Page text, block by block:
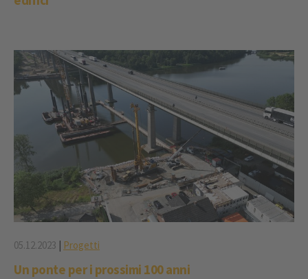
05.12.2023 | Progetti
Un ponte per i prossimi 100 anni